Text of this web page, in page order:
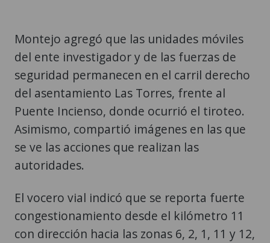
Montejo agregó que las unidades móviles
del ente investigador y de las fuerzas de
seguridad permanecen en el carril derecho
del asentamiento Las Torres, frente al
Puente Incienso, donde ocurrió el tiroteo.
Asimismo, compartió imágenes en las que
se ve las acciones que realizan las
autoridades.
El vocero vial indicó que se reporta fuerte
congestionamiento desde el kilómetro 11
con dirección hacia las zonas 6, 2, 1, 11 y 12,